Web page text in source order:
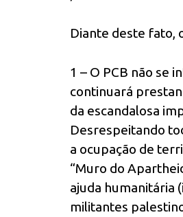
Diante deste fato,
1 – O PCB não se
continuará
da escandalosa
Desrespeitando
a ocupação de
“Muro do
ajuda humanitária
militantes